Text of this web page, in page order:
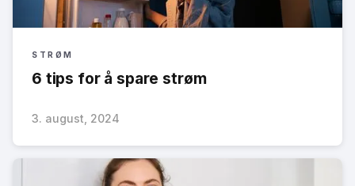
STRØM
6 tips for å spare strøm
3. august, 2024